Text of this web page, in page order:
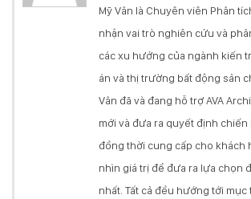
Mỹ Vân là Chuyên viên Phân
nhận vai trò nghiên cứu và
các xu hướng của ngành kiến
án và thị trường bất động sản
Vân đã và đang hỗ trợ AVA
mới và đưa ra quyết định chiến
đồng thời cung cấp cho khách
nhìn giá trị để đưa ra lựa chọn
nhất. Tất cả đều hướng tới